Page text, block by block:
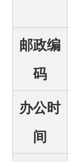
邮政编
码
办公时
间